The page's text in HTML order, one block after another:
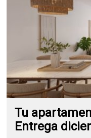
Tu
Entrega